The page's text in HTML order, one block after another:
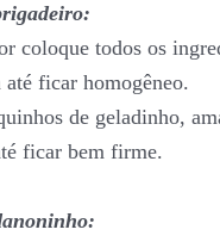
coloque todos os
ficar homogêneo.
de geladinho,
ficar bem firme.